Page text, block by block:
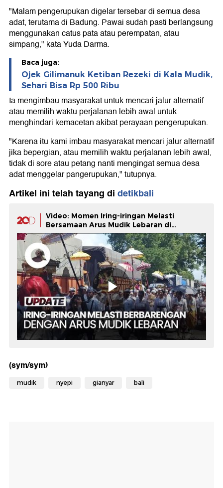
"Malam pengerupukan digelar tersebar di semua desa
adat, terutama di Badung. Pawai sudah pasti berlangsung
menggunakan catus pata atau perempatan, atau
simpang," kata Yuda Darma.
Baca juga:
Ojek Gilimanuk Ketiban Rezeki di Kala Mudik,
Sehari Bisa Rp 500 Ribu
Ia mengimbau masyarakat untuk mencari jalur alternatif
atau memilih waktu perjalanan lebih awal untuk
menghindari kemacetan akibat perayaan pengerupukan.
"Karena itu kami imbau masyarakat mencari jalur alternatif
jika bepergian, atau memilih waktu perjalanan lebih awal,
tidak di sore atau petang nanti mengingat semua desa
adat menggelar pangerupukan," tutupnya.
Artikel ini telah tayang di detikbali
Video: Momen Iring-iringan Melasti
Bersamaan Arus Mudik Lebaran di
Denpasar
(sym/sym)
mudik nyepi gianyar bali